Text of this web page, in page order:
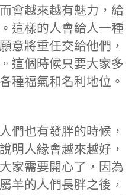
會越來越有魅力，給
這樣的人會給人一種
意將重任交給他們，
這個時候只要大家多
種福氣和名利地位。
們也有發胖的時候，
明人緣會越來越好，
家需要開心了，因為
羊的人們長胖之後，